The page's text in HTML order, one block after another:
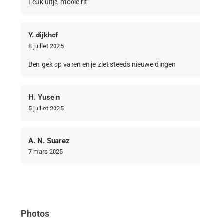
Leuk uitje, mooie rit
Y. dijkhof
8 juillet 2025
Ben gek op varen en je ziet steeds nieuwe dingen
H. Yusein
5 juillet 2025
A. N. Suarez
7 mars 2025
Photos